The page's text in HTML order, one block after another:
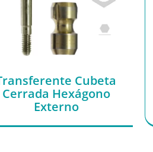
Cubeta
Cerrada Hexágono
Externo